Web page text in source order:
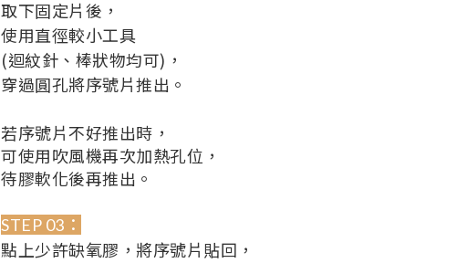
取下固定片後，
使用直徑較小工具
(迴紋針、棒狀物均可)，
穿過圓孔將序號片推出。
若序號片不好推出時，
可使用吹風機再次加熱孔位，
待膠軟化後再推出。
STEP 03：
點上少許缺氧膠，將序號片貼回，